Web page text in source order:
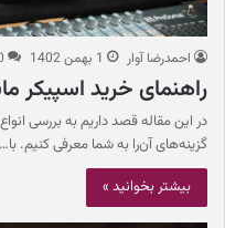
احمدرضا آوار 1 بهمن 1402
راهنمای خرید اسپیکر
در این مقاله قصد داریم به بررسی
گزینه‌های آن‌را به شما معرفی کنیم. با…
بیشتر بخوانید »